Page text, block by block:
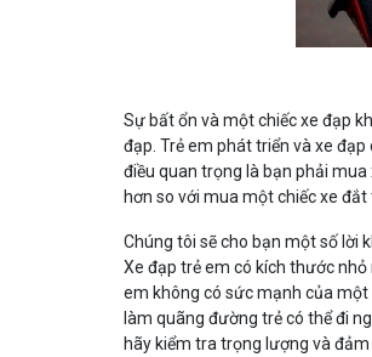
Sự bất ổn và một chiếc xe đạp
đạp. Trẻ em phát triển và xe
điều quan trọng là bạn phải
hơn so với mua một chiếc xe đắt
Chúng tôi sẽ cho bạn một số lời
Xe đạp trẻ em có kích thước
em không có sức mạnh của một
làm quãng đường trẻ có thể đi
hãy kiểm tra trọng lượng và